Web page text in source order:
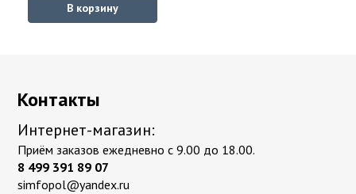
В корзину
Контакты
Интернет-магазин:
Приём заказов ежедневно с 9.00 до 18.00.
8 499 391 89 07
simfopol@yandex.ru